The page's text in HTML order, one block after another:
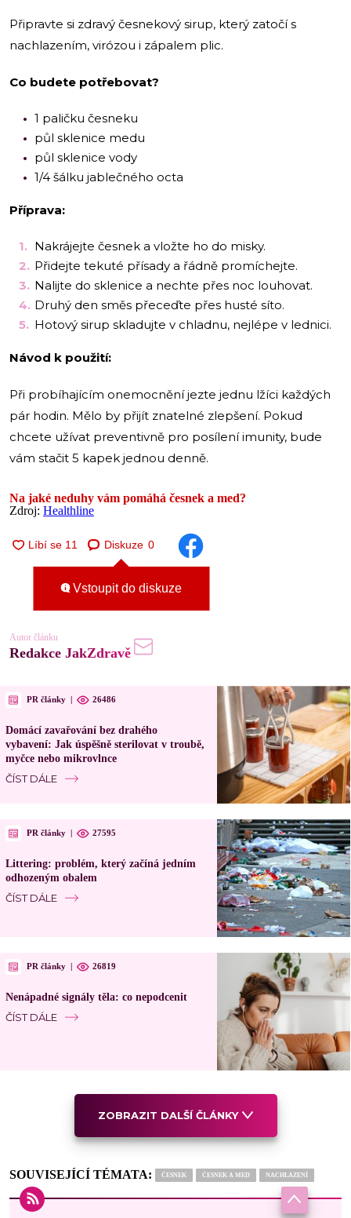
Připravte si zdravý česnekový sirup, který zatočí s
nachlazením, virózou i zápalem plic.
Co budete potřebovat?
1 paličku česneku
půl sklenice medu
půl sklenice vody
1/4 šálku jablečného octa
Příprava:
Nakrájejte česnek a vložte ho do misky.
Přidejte tekuté přísady a řádně promíchejte.
Nalijte do sklenice a nechte přes noc louhovat.
Druhý den směs přeceďte přes husté síto.
Hotový sirup skladujte v chladnu, nejlépe v lednici.
Návod k použití:
Při probíhajícím onemocnění jezte jednu lžíci každých
pár hodin. Mělo by přijít znatelné zlepšení. Pokud
chcete užívat preventivně pro posílení imunity, bude
vám stačit 5 kapek jednou denně.
Na jaké neduhy vám pomáhá česnek a med?
Zdroj: Healthline
Diskuze 0
Vstoupit do diskuze
Autor článku
Redakce JakZdravě
PR články | 26486
Domácí zavařování bez drahého
vybavení: Jak úspěšně sterilovat v troubě,
myčce nebo mikrovlnce
ČÍST DÁLE
PR články | 27595
Littering: problém, který začíná jedním
odhozeným obalem
ČÍST DÁLE
PR články | 26819
Nenápadné signály těla: co nepodcenit
ČÍST DÁLE
ZOBRAZIT DALŠÍ ČLÁNKY
SOUVISEJÍCÍ TÉMATA: ČESNEK ČESNEK A MED NACHLAZENÍ